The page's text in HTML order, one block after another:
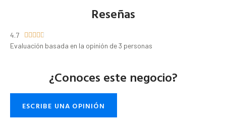
Reseñas
4.7     
Evaluación basada en la opinión de 3 personas
¿Conoces este negocio?
ESCRIBE UNA OPINIÓN